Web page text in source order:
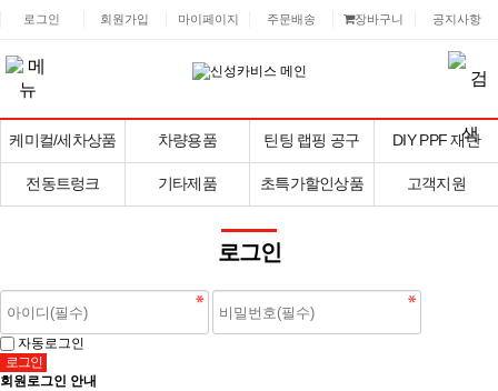
로그인 회원가입 마이페이지 주문배송 장바구니 공지사항
케미컬/세차상품 차량용품 틴팅 랩핑 공구 DIY PPF 재단
전동트렁크 기타제품 초특가할인상품 고객지원
로그인
자동로그인
회원로그인 안내